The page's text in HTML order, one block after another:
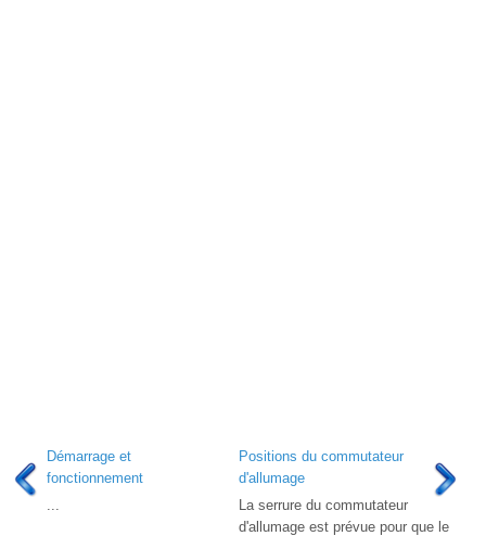
Démarrage et
fonctionnement
...
Positions du commutateur
d'allumage
La serrure du commutateur
d'allumage est prévue pour que le